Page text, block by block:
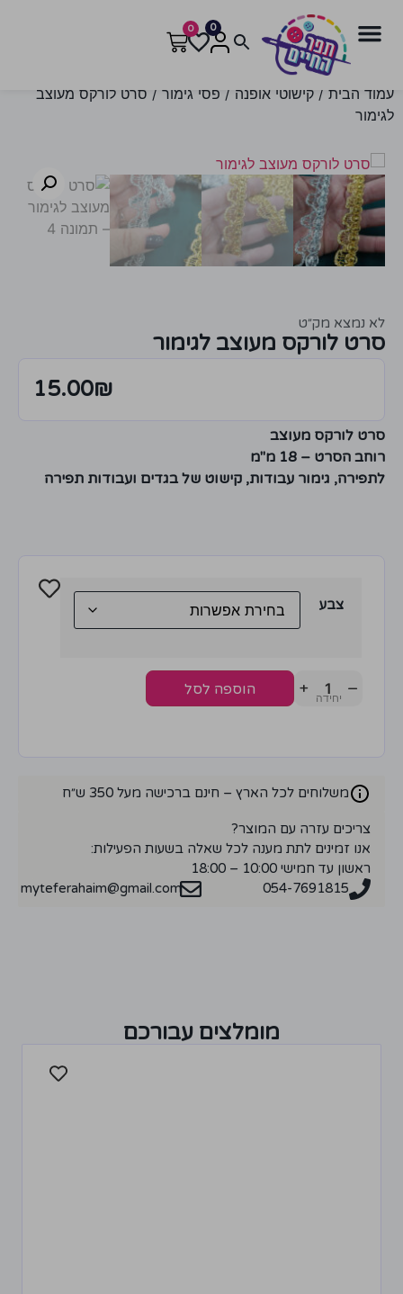
0
0
עמוד הבית / קישוטי אופנה / פסי גימור / סרט לורקס מעוצב
לגימור
לא נמצא מק״ט
סרט לורקס מעוצב לגימור
15.00₪
סרט לורקס מעוצב
רוחב הסרט – 18 מ"מ
לתפירה, גימור עבודות, קישוט של בגדים ועבודות תפירה
צבע
−
+ הוספה לסל
משלוחים לכל הארץ – חינם ברכישה מעל 350 ש״ח
צריכים עזרה עם המוצר?
אנו זמינים לתת מענה לכל שאלה בשעות הפעילות:
ראשון עד חמישי 10:00 – 18:00
054-7691815
myteferahaim@gmail.com
מומלצים עבורכם